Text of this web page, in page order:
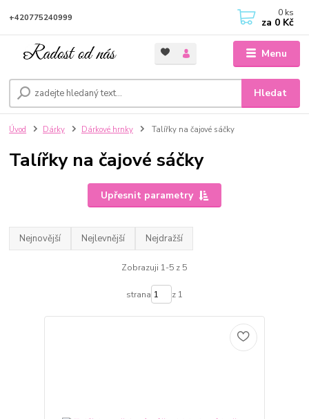
Menu
Hledat
+420775240999 0 ks
za 0 Kč
Úvod Dárky Dárkové hrnky Talířky na čajové sáčky
Talířky na čajové sáčky
Upřesnit parametry
Nejnovější Nejlevnější Nejdražší
Zobrazuji 1-5 z 5
strana z 1